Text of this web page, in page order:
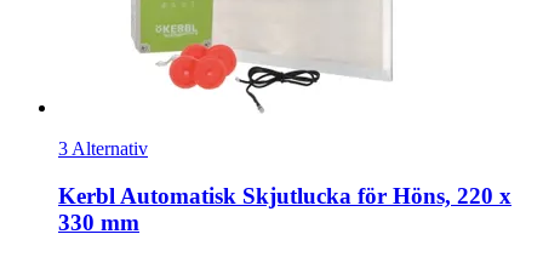
3 Alternativ
Kerbl Automatisk Skjutlucka för Höns, 220 x
330 mm